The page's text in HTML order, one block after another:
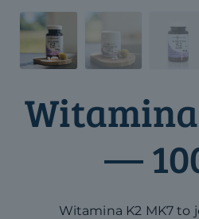
Witamina
—
Witamina K2 MK7 to